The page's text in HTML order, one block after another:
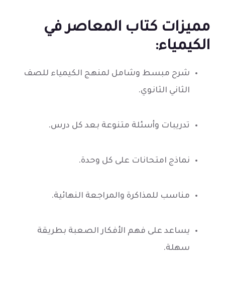
مميزات كتاب المعاصر في
الكيمياء:
شرح مبسط وشامل لمنهج الكيمياء للصف
الثاني الثانوي.
تدريبات وأسئلة متنوعة بعد كل درس.
نماذج امتحانات على كل وحدة.
مناسب للمذاكرة والمراجعة النهائية.
يساعد على فهم الأفكار الصعبة بطريقة
سهلة.